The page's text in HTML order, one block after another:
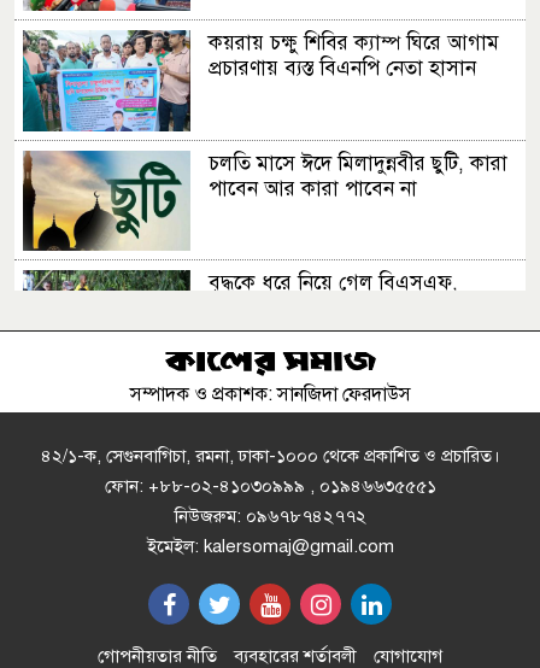
কয়রায় চক্ষু শিবির ক্যাম্প ঘিরে আগাম
প্রচারণায় ব্যস্ত বিএনপি নেতা হাসান
চলতি মাসে ঈদে মিলাদুন্নবীর ছুটি, কারা
পাবেন আর কারা পাবেন না
বৃদ্ধকে ধরে নিয়ে গেল বিএসএফ,
পিএসসিতে নতুন চার সদস্য নিয়োগ
মানুষের কল্যাণে ঐক্যবদ্ধভাবে কাজ
করতে হবে: গণপূর্ত মন্ত্রী
নাঙ্গলকোটের ঢালুয়ায় শিক্ষাবৃত্তি পরীক্ষা
সম্পাদক ও প্রকাশক: সানজিদা ফেরদাউস
৪২/১-ক, সেগুনবাগিচা, রমনা, ঢাকা-১০০০ থেকে প্রকাশিত ও প্রচারিত।
ফোন: +৮৮-০২-৪১০৩০৯৯৯ , ০১৯৪৬৬৩৫৫৫১
নিউজরুম: ০৯৬৭৮৭৪২৭৭২
ইমেইল: kalersomaj@gmail.com
গোপনীয়তার নীতি ব্যবহারের শর্তাবলী যোগাযোগ